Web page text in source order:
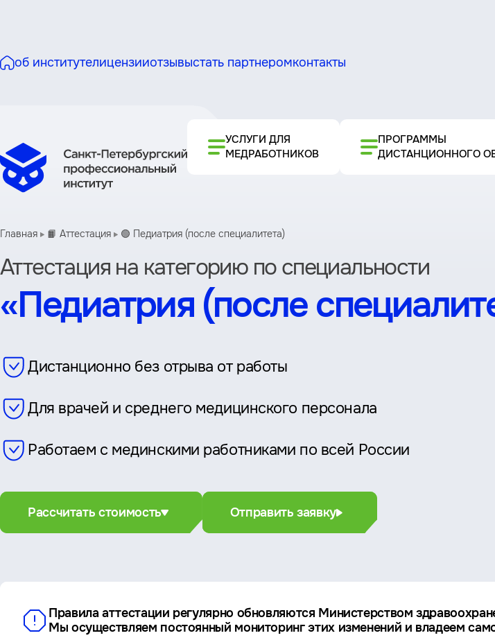
об институтелицензииотзывыстать партнеромконтакты
УСЛУГИ ДЛЯ
МЕДРАБОТНИКОВ
ПРОГРАММЫ
ДИСТАНЦИОННОГО
Главная 📙 Аттестация 🟢 Педиатрия (после специалитета)
Аттестация на категорию по специальности
«Педиатрия (после
Дистанционно без отрыва от работы
Для врачей и среднего медицинского персонала
Работаем с мединскими работниками по всей России
Рассчитать стоимость Отправить заявку
Правила аттестации регулярно обновляются Министерством
Мы осуществляем постоянный мониторинг этих изменений и владеем